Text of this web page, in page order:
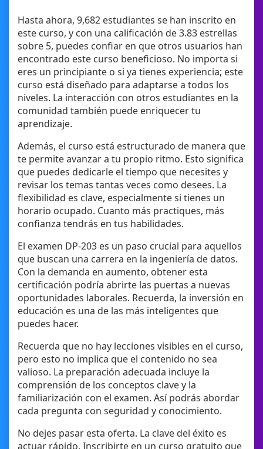
Hasta ahora, 9,682 estudiantes se han inscrito en
este curso, y con una calificación de 3.83 estrellas
sobre 5, puedes confiar en que otros usuarios han
encontrado este curso beneficioso. No importa si
eres un principiante o si ya tienes experiencia; este
curso está diseñado para adaptarse a todos los
niveles. La interacción con otros estudiantes en la
comunidad también puede enriquecer tu
aprendizaje.
Además, el curso está estructurado de manera que
te permite avanzar a tu propio ritmo. Esto significa
que puedes dedicarle el tiempo que necesites y
revisar los temas tantas veces como desees. La
flexibilidad es clave, especialmente si tienes un
horario ocupado. Cuanto más practiques, más
confianza tendrás en tus habilidades.
El examen DP-203 es un paso crucial para aquellos
que buscan una carrera en la ingeniería de datos.
Con la demanda en aumento, obtener esta
certificación podría abrirte las puertas a nuevas
oportunidades laborales. Recuerda, la inversión en
educación es una de las más inteligentes que
puedes hacer.
Recuerda que no hay lecciones visibles en el curso,
pero esto no implica que el contenido no sea
valioso. La preparación adecuada incluye la
comprensión de los conceptos clave y la
familiarización con el examen. Así podrás abordar
cada pregunta con seguridad y conocimiento.
No dejes pasar esta oferta. La clave del éxito es
actuar rápido. Inscribirte en un curso gratuito que